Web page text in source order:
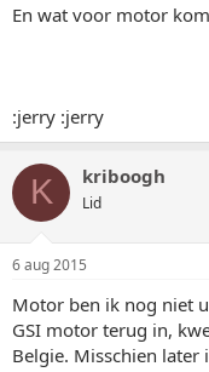
En wat voor motor
:jerry :jerry
K kriboogh
Lid
6 aug 2015
Motor ben ik nog niet
GSI motor terug in,
Belgie. Misschien